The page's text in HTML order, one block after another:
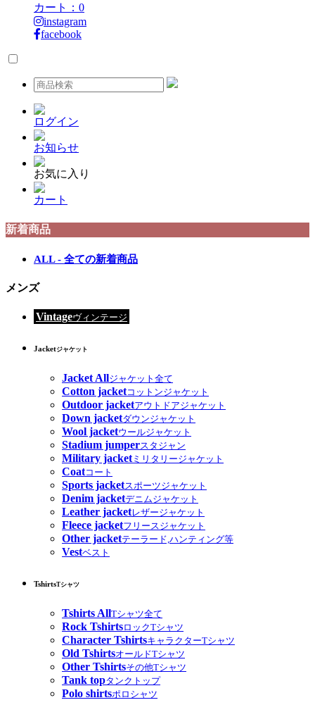
カート： 0
instagram
facebook
ログイン
お知らせ
お気に入り
カート
新着商品
ALL - 全ての新着商品
メンズ
Vintageヴィンテージ
Jacketジャケット
Jacket Allジャケット全て
Cotton jacketコットンジャケット
Outdoor jacketアウトドアジャケット
Down jacketダウンジャケット
Wool jacketウールジャケット
Stadium jumperスタジャン
Military jacketミリタリージャケット
Coatコート
Sports jacketスポーツジャケット
Denim jacketデニムジャケット
Leather jacketレザージャケット
Fleece jacketフリースジャケット
Other jacketテーラード,ハンティング等
Vestベスト
TshirtsTシャツ
Tshirts AllTシャツ全て
Rock TshirtsロックTシャツ
Character TshirtsキャラクターTシャツ
Old TshirtsオールドTシャツ
Other Tshirtsその他Tシャツ
Tank topタンクトップ
Polo shirtsポロシャツ